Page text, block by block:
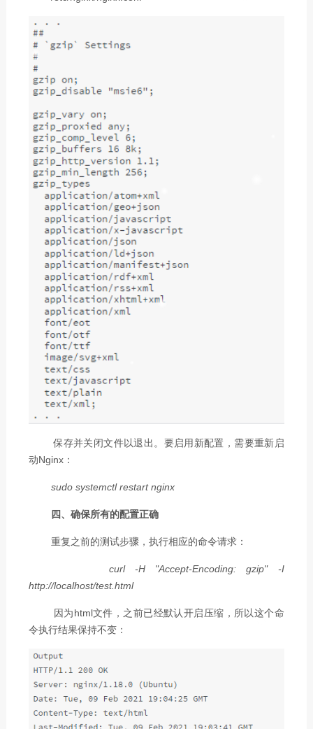
保存并关闭文件以退出。要启用新配置，需要重新启
动Nginx：
sudo systemctl restart nginx
四、确保所有的配置正确
重复之前的测试步骤，执行相应的命令请求：
curl -H "Accept-Encoding: gzip" -I
http://localhost/test.html
因为html文件，之前已经默认开启压缩，所以这个命
令执行结果保持不变：